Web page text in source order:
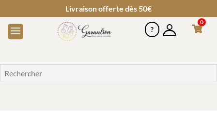
Livraison offerte dès 50€
0